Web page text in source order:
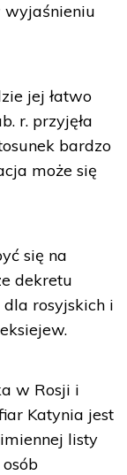
wyjaśnieniu
jej łatwo
r. przyjęła
bardzo
może się
się na
dekretu
rosyjskich i
w Rosji i
Katynia jest
listy